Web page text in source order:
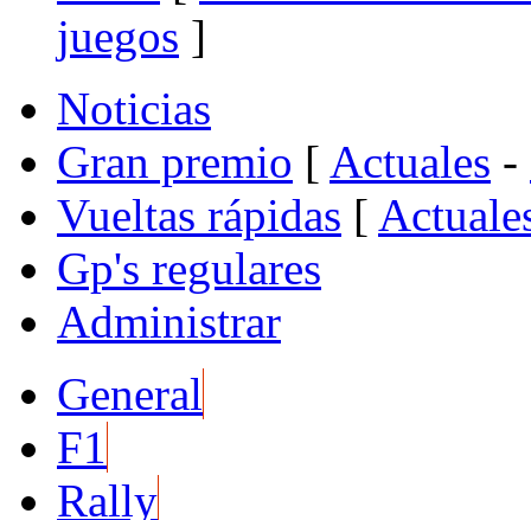
juegos ]
Noticias
Gran premio [ Actuales -
Vueltas rápidas [
Gp's regulares
Administrar
General
F1
Rally